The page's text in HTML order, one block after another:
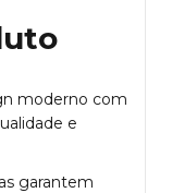
moderno com
e
garantem